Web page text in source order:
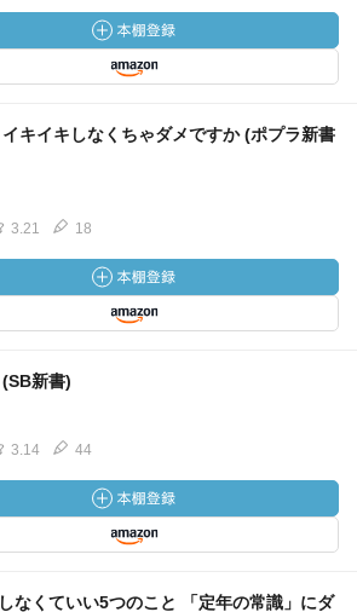
キイキしなくちゃダメですか (ポプラ新書
3.21 18
新書)
3.14 44
なくていい5つのこと 「定年の常識」にダ